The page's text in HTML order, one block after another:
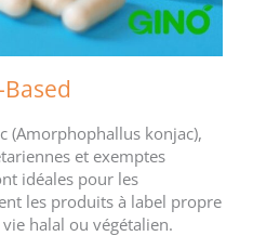
(Amorphophallus konjac),
et exemptes
idéales pour les
les produits à label propre
halal ou végétalien.